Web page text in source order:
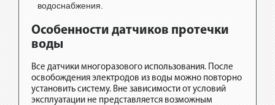
водоснабжения.
Особенности датчиков протечки
воды
Все датчики многоразового использования. После
освобождения электродов из воды можно повторно
установить систему. Вне зависимости от условий
эксплуатации не представляется возможным